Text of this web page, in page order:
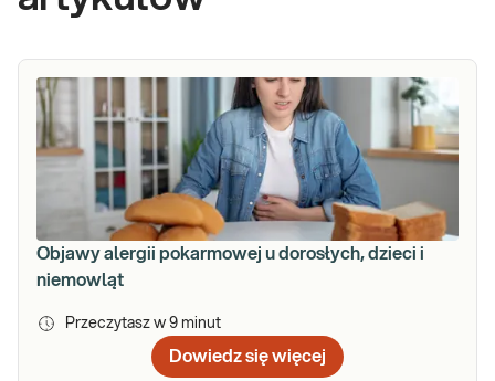
Objawy alergii pokarmowej u dorosłych, dzieci i
niemowląt
Przeczytasz w 9 minut
Dowiedz się więcej